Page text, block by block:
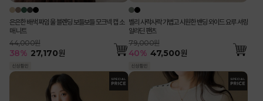
은은한 배색 짜임 울 블렌딩 보들보들 모크넥 캡 소
매 니트
44,000원
38% 27,170원
벨리 사락사락 가볍고 시원한 밴딩 와이드 요루 셔링
알라딘 팬츠
79,000원
40% 47,500원